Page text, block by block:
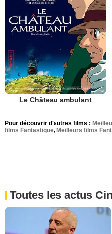
Le Château ambulant
Pour découvrir d'autres films :
films Fantastique, Meilleurs films
Toutes les actus